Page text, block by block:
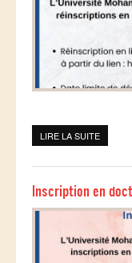
LIRE LA SUITE
Inscription en